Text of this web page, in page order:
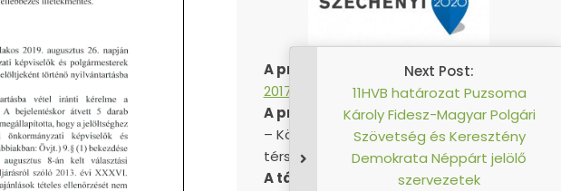
A projekt azonosítója:EFOP-1.5.3-16-
2017-00051
A projekt címe:„Építsünk együtt jövőt!
– Közösségerősítés Füzesabony
térségében”
A támogatás összege:451 857 559 Ft
Next Post:
11HVB határozat Puzsoma
Károly Fidesz-Magyar
Szövetség és Keresztény
Demokrata Néppárt jelölő
szervezetek